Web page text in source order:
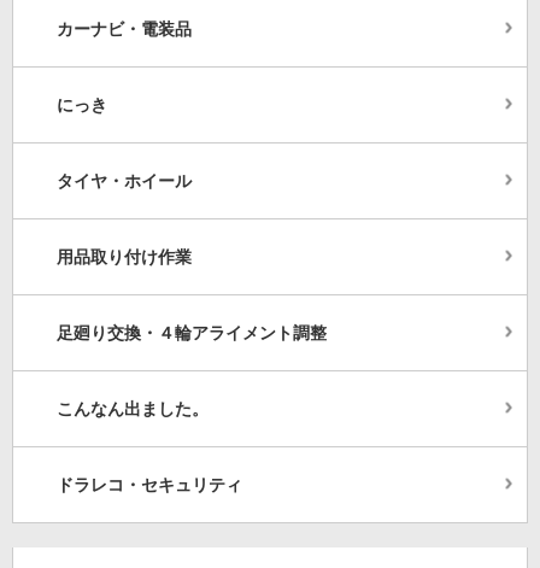
カーナビ・電装品
にっき
タイヤ・ホイール
用品取り付け作業
足廻り交換・４輪アライメント調整
こんなん出ました。
ドラレコ・セキュリティ